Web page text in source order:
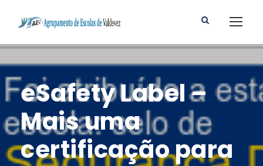
eSafety Label –
Mais uma
certificação para